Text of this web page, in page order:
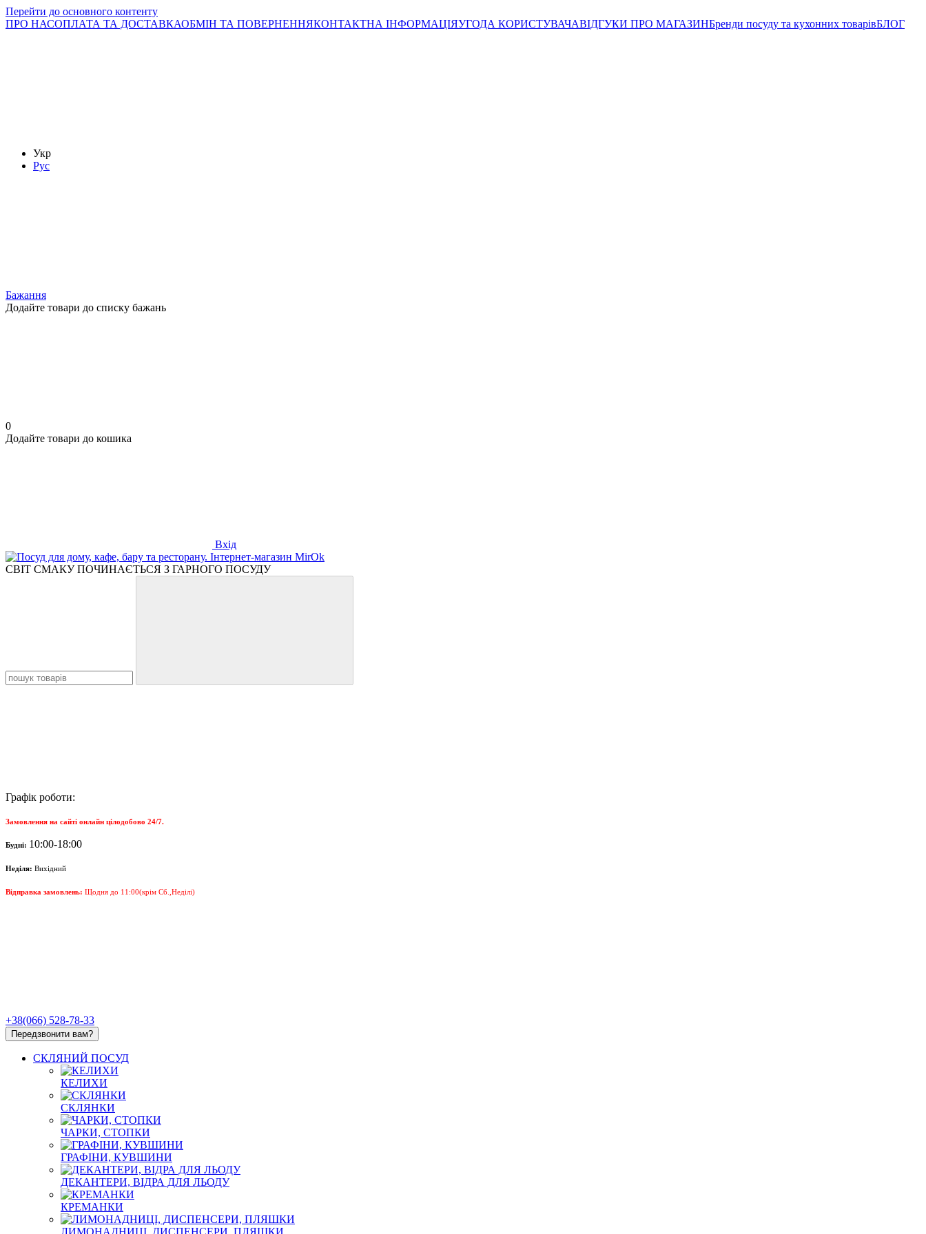
Перейти до основного контенту
ПРО НАСОПЛАТА ТА ДОСТАВКАОБМІН ТА ПОВЕРНЕННЯКОНТАКТНА ІНФОРМАЦІЯУГОДА КОРИСТУВАЧАВІДГУКИ ПРО МАГАЗИНБренди посуду та кухонних товарівБЛОГ
Укр
Рус
Бажання
Додайте товари до списку бажань
0
Додайте товари до кошика
Вхід
СВІТ СМАКУ ПОЧИНАЄТЬСЯ З ГАРНОГО ПОСУДУ
Графік роботи:
Замовлення на сайті онлайн цілодобово 24/7.
Будні: 10:00-18:00
Неділя: Вихідний
Відправка замовлень: Щодня до 11:00(крім Сб.,Неділі)
+38(066) 528-78-33
Передзвонити вам?
СКЛЯНИЙ ПОСУД
КЕЛИХИ
СКЛЯНКИ
ЧАРКИ, СТОПКИ
ГРАФІНИ, КУВШИНИ
ДЕКАНТЕРИ, ВІДРА ДЛЯ ЛЬОДУ
КРЕМАНКИ
ЛИМОНАДНИЦІ, ДИСПЕНСЕРИ, ПЛЯШКИ